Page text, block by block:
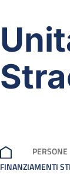
PERSONE
FINANZIAMENTI